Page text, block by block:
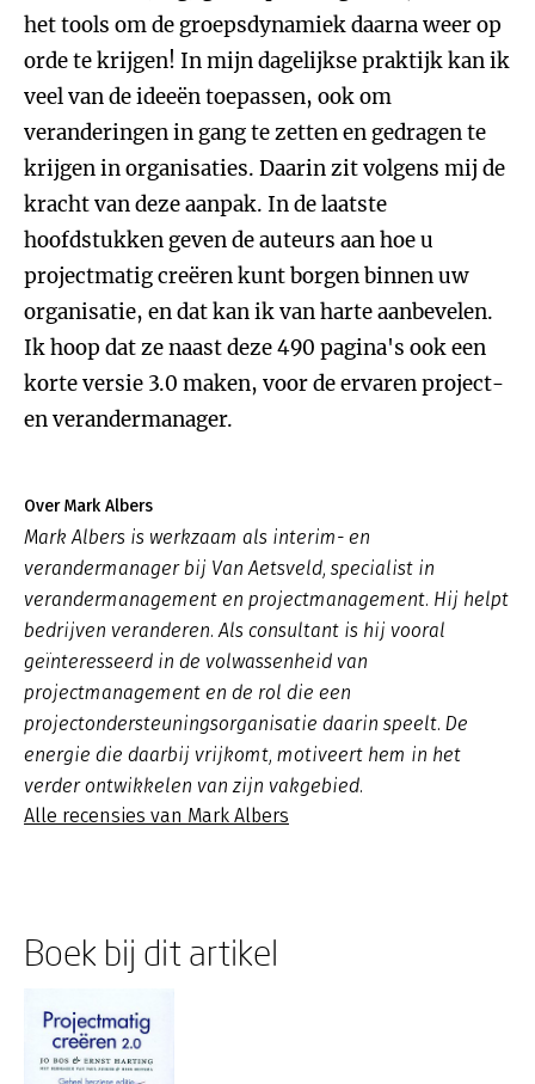
het tools om de groepsdynamiek daarna weer op
orde te krijgen! In mijn dagelijkse praktijk kan ik
veel van de ideeën toepassen, ook om
veranderingen in gang te zetten en gedragen te
krijgen in organisaties. Daarin zit volgens mij de
kracht van deze aanpak. In de laatste
hoofdstukken geven de auteurs aan hoe u
projectmatig creëren kunt borgen binnen uw
organisatie, en dat kan ik van harte aanbevelen.
Ik hoop dat ze naast deze 490 pagina's ook een
korte versie 3.0 maken, voor de ervaren project-
en verandermanager.
Over Mark Albers
Mark Albers is werkzaam als interim- en
verandermanager bij Van Aetsveld, specialist in
verandermanagement en projectmanagement. Hij helpt
bedrijven veranderen. Als consultant is hij vooral
geïnteresseerd in de volwassenheid van
projectmanagement en de rol die een
projectondersteuningsorganisatie daarin speelt. De
energie die daarbij vrijkomt, motiveert hem in het
verder ontwikkelen van zijn vakgebied.
Alle recensies van Mark Albers
Boek bij dit artikel